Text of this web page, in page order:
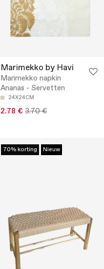
Marimekko by Havi
Marimekko napkin
Ananas - Servetten
24X24CM
2.78 € 3.70 €
70% korting Nieuw